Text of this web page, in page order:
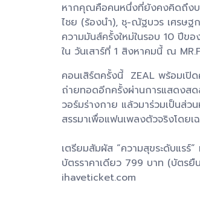
หากคุณคือคนหนึ่งที่ยังคงคิดถึงบ
ไชย (ร้องนำ), ชุ-ณัฐบวร เศรษ
ความมันส์ครั้งใหม่ในรอบ 10 ปีข
ใน วันเสาร์ที่ 1 สิงหาคมนี้ ณ
คอนเสิร์ตครั้งนี้ ZEAL พร้อมเปิ
ถ่ายทอดอีกครั้งผ่านการแสดงสด
วอร์มร่างกาย แล้วมาร่วมเป็นส่ว
สรรมาเพื่อแฟนเพลงตัวจริงโดยเ
เตรียมสัมผัส “ความสุขระดับแรร์
บัตรราคาเดียว 799 บาท (บัตรยื
ihaveticket.com